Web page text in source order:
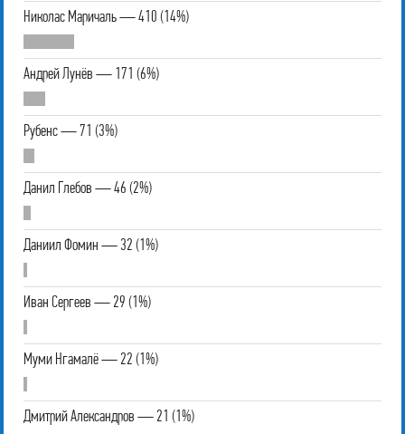
Николас Маричаль — 410 (14%)
Андрей Лунёв — 171 (6%)
Рубенс — 71 (3%)
Данил Глебов — 46 (2%)
Даниил Фомин — 32 (1%)
Иван Сергеев — 29 (1%)
Муми Нгамалё — 22 (1%)
Дмитрий Александров — 21 (1%)